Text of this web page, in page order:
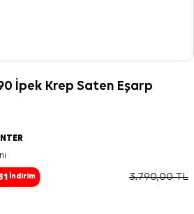
İpek Krep Saten Eşarp
İndirim 3.790,00TL